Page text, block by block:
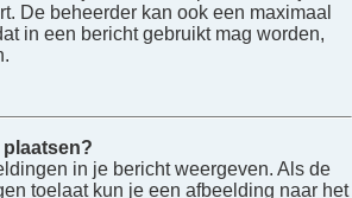
De beheerder kan ook een maximaal
in een bericht gebruikt mag worden,
in je bericht weergeven. Als de
toelaat kun je een afbeelding naar het